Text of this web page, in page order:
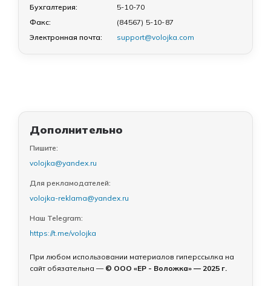
Бухгалтерия:
5-10-70
Факс:
(84567) 5-10-87
Электронная почта:
support@volojka.com
Дополнительно
Пишите:
volojka@yandex.ru
Для рекламодателей:
volojka-reklama@yandex.ru
Наш Telegram:
https://t.me/volojka
При любом использовании материалов гиперссылка на
сайт обязательна — © ООО «ЕР - Воложка» — 2025 г.